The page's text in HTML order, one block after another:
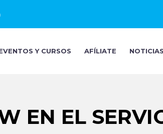
Y CURSOS AFÍLIATE NOTICIAS
EN EL